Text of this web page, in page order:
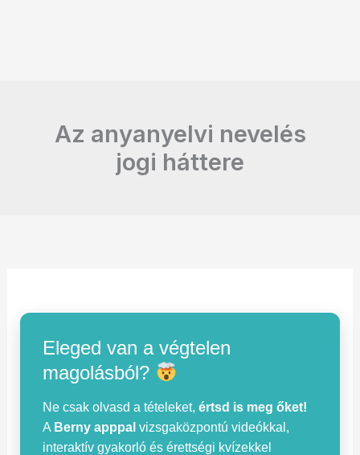
Az anyanyelvi nevelés
jogi háttere
Eleged van a végtelen
magolásból?
Ne csak olvasd a tételeket,értsd is meg őket!
A Berny apppal vizsgaközpontú videókkal,
interaktív gyakorló és érettségi kvízekkel